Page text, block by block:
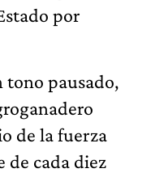
por
tono pausado,
de la fuerza
de cada diez